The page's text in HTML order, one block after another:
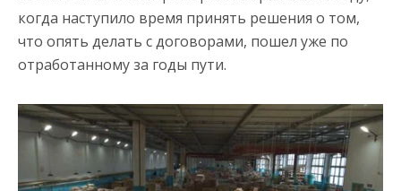
когда наступило время принять решения о том,
что опять делать с договорами, пошел уже по
отработанному за годы пути.